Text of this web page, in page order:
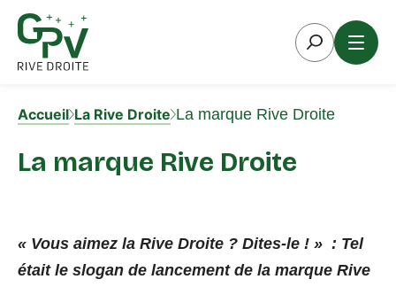
Aller
Accueil La Rive Droite La marque Rive Droite
La marque Rive Droite
« Vous aimez la Rive Droite ? Dites-le ! » : Tel
était le slogan de lancement de la marque Rive